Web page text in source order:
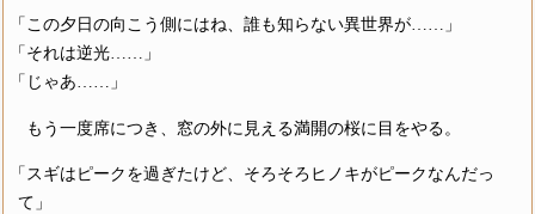
「この夕日の向こう側にはね、誰も知らない異世界が……」
「それは逆光……」
「じゃあ……」
もう一度席につき、窓の外に見える満開の桜に目をやる。
「スギはピークを過ぎたけど、そろそろヒノキがピークなんだっ
て」